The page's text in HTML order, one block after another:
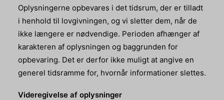
Oplysningerne opbevares i det tidsrum, der er tilladt
i henhold til lovgivningen, og vi sletter dem, når de
ikke længere er nødvendige. Perioden afhænger af
karakteren af oplysningen og baggrunden for
opbevaring. Det er derfor ikke muligt at angive en
generel tidsramme for, hvornår informationer slettes.
Videregivelse af oplysninger